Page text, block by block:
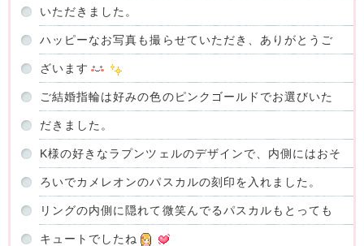
いただきました。
ハッピーなお写真も撮らせていただき、ありがとうご
ざいます
ご結婚指輪は好みの色のピンクゴールドでお選びいた
だきました。
K様の好きなラプンツェルのデザインで、内側にはおそ
ろいでカメレオンのパスカルの刻印を入れました。
リングの内側に隠れて微笑んでるパスカルもとっても
キュートでしたね